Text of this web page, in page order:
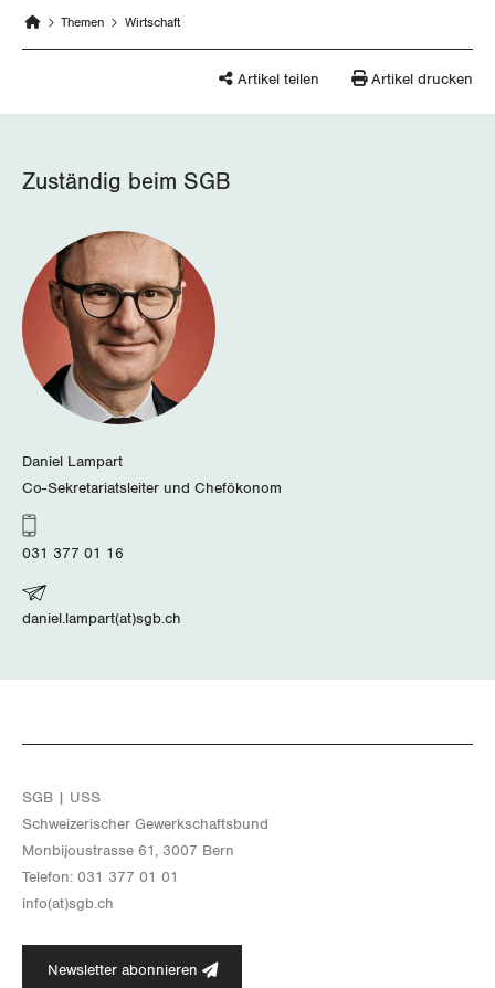
Queer-Kommission
Jura
Luzern
Neuenburg
Nidwalden
Obwalden
St. Gallen-Appenzell
Solothurn
Bücher/Broschüren
Themen Wirtschaft
Artikel teilen Artikel drucken
Zuständig beim SGB
Daniel Lampart
Co-Sekretariatsleiter und Chefökonom
031 377 01 16
daniel.lampart(at)sgb.ch
SGB | USS
Schwei­ze­ri­scher Ge­werk­schafts­bund
Mon­bi­joustras­se 61, 3007 Bern
Te­le­fon: 031 377 01 01
info(at)​sgb.​ch
Newsletter abonnieren